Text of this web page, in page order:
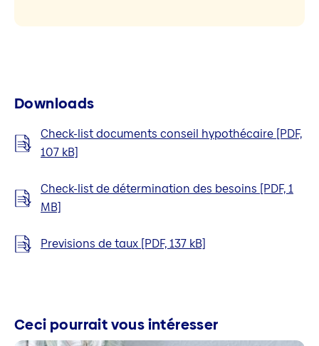
Downloads
Check-list documents conseil hypothécaire [PDF,
107 kB]
Check-list de détermination des besoins [PDF, 1
MB]
Previsions de taux [PDF, 137 kB]
Ceci pourrait vous intéresser